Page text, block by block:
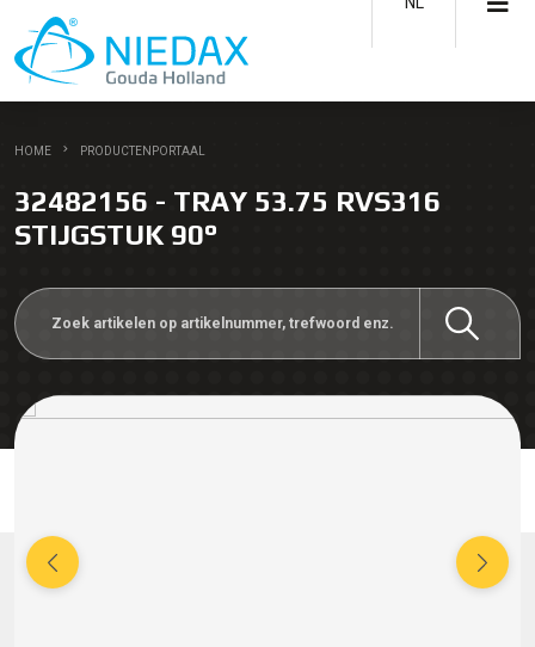
HOME PRODUCTENPORTAAL
32482156 - TRAY 53.75 RVS316
STIJGSTUK 90°